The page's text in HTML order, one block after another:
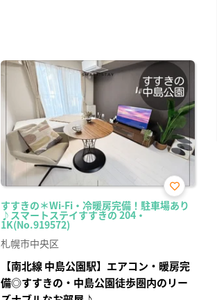
すすきの＊Wi-Fi・冷暖房完備！駐車場あり
♪スマートステイすすきの 204・
1K(No.919572)
お気
に入
札幌市中央区
【南北線 中島公園駅】エアコン・暖房完
備◎すすきの・中島公園徒歩圏内のリー